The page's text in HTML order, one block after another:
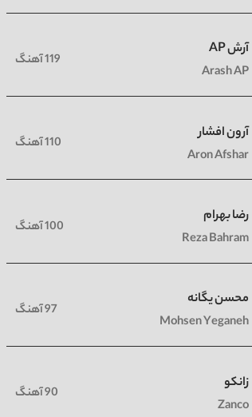
آرش AP
Arash AP
119 آهنگ
آرون افشار
Aron Afshar
110 آهنگ
رضا بهرام
Reza Bahram
100 آهنگ
محسن یگانه
Mohsen Yeganeh
97 آهنگ
زانکو
Zanco
90 آهنگ